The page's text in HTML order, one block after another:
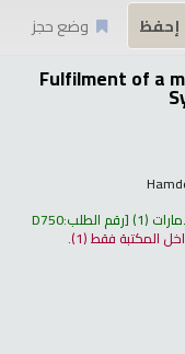
وضع حجز
Fulfilment of a
(1) رقم الطلب:D750
المكتبة فقط(1).